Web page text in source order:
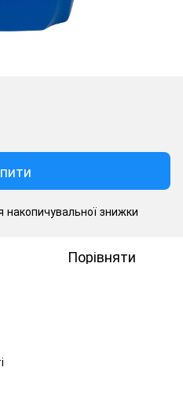
накопичувальної знижки
Порівняти